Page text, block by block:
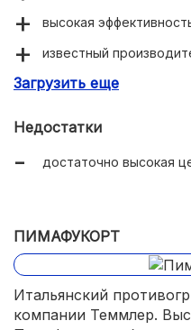
высокая
известный
быстрое наступление
Загрузить еще
Недостатки
достаточно высокая
ПИМАФУКОРТ
Итальянский
компании Теммлер.